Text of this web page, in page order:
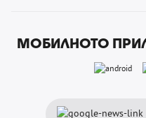
МОБИЛНОТО